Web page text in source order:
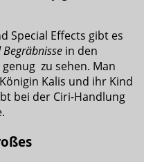
Special Effects gibt es
in den
zu sehen. Man
Kalis und ihr Kind
bei der Ciri-Handlung